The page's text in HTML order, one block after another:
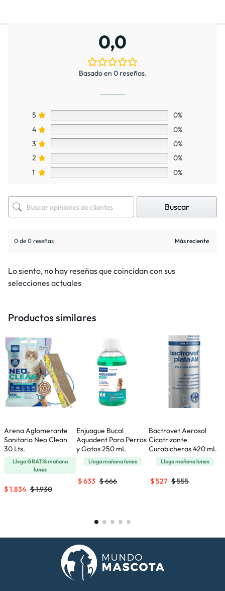
0,0
Basado en 0 reseñas.
5
0%
4
0%
3
0%
2
0%
1
0%
Buscar
0 de 0 reseñas
Lo siento, no hay reseñas que coincidan con sus
selecciones actuales
Productos similares
Arena Aglomerante
Sanitario Neo Clean
30 Lts.
LlegaGRATISmañana
lunes
$1.930
$1.834
Enjuague Bucal
Aquadent Para Perros
y Gatos 250 mL
Llega mañanalunes
$666
$633
Bactrovet Aerosol
Cicatrizante
Curabicheras 420 mL
Llega mañanalunes
$555
$527